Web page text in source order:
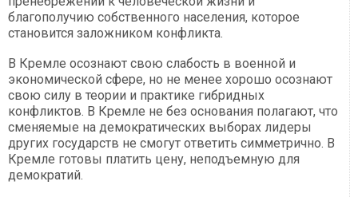
благополучию собственного населения, которое
становится заложником конфликта.
В Кремле осознают свою слабость в военной и
экономической сфере, но не менее хорошо осознают
свою силу в теории и практике гибридных
конфликтов. В Кремле не без основания полагают, что
сменяемые на демократических выборах лидеры
других государств не смогут ответить симметрично. В
Кремле готовы платить цену, неподъемную для
демократий.